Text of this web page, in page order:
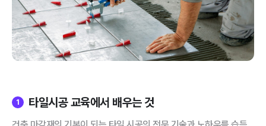
1 타일시공 교육에서 배우는 것